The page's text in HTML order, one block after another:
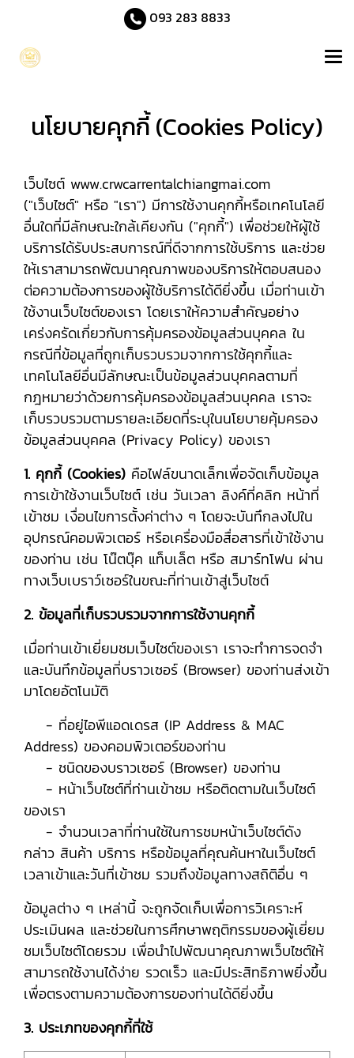
093 283 8833
นโยบายคุกกี้ (Cookies Policy)
เว็บไซต์ www.crwcarrentalchiangmai.com
("เว็บไซต์" หรือ "เรา") มีการใช้งานคุกกี้หรือเทคโนโลยี
อื่นใดที่มีลักษณะใกล้เคียงกัน ("คุกกี้") เพื่อช่วยให้ผู้ใช้
บริการได้รับประสบการณ์ที่ดีจากการใช้บริการ และช่วย
ให้เราสามารถพัฒนาคุณภาพของบริการให้ตอบสนอง
ต่อความต้องการของผู้ใช้บริการได้ดียิ่งขึ้น เมื่อท่านเข้า
ใช้งานเว็บไซต์ของเรา โดยเราให้ความสำคัญอย่าง
เคร่งครัดเกี่ยวกับการคุ้มครองข้อมูลส่วนบุคคล ใน
กรณีที่ข้อมูลที่ถูกเก็บรวบรวมจากการใช้คุกกี้และ
เทคโนโลยีอื่นมีลักษณะเป็นข้อมูลส่วนบุคคลตามที่
กฎหมายว่าด้วยการคุ้มครองข้อมูลส่วนบุคคล เราจะ
เก็บรวบรวมตามรายละเอียดที่ระบุในนโยบายคุ้มครอง
ข้อมูลส่วนบุคคล (Privacy Policy) ของเรา
1. คุกกี้ (Cookies) คือไฟล์ขนาดเล็กเพื่อจัดเก็บข้อมูล
การเข้าใช้งานเว็บไซต์ เช่น วันเวลา ลิงค์ที่คลิก หน้าที่
เข้าชม เงื่อนไขการตั้งค่าต่าง ๆ โดยจะบันทึกลงไปใน
อุปกรณ์คอมพิวเตอร์ หรือเครื่องมือสื่อสารที่เข้าใช้งาน
ของท่าน เช่น โน๊ตบุ๊ค แท็บเล็ต หรือ สมาร์ทโฟน ผ่าน
ทางเว็บเบราว์เซอร์ในขณะที่ท่านเข้าสู่เว็บไซต์
2. ข้อมูลที่เก็บรวบรวมจากการใช้งานคุกกี้
เมื่อท่านเข้าเยี่ยมชมเว็บไซต์ของเรา เราจะทำการจดจำ
และบันทึกข้อมูลที่บราวเซอร์ (Browser) ของท่านส่งเข้า
มาโดยอัตโนมัติ
- ที่อยู่ไอพีแอดเดรส (IP Address & MAC
Address) ของคอมพิวเตอร์ของท่าน
- ชนิดของบราวเซอร์ (Browser) ของท่าน
- หน้าเว็บไซต์ที่ท่านเข้าชม หรือติดตามในเว็บไซต์
ของเรา
- จำนวนเวลาที่ท่านใช้ในการชมหน้าเว็บไซต์ดัง
กล่าว สินค้า บริการ หรือข้อมูลที่คุณค้นหาในเว็บไซต์
เวลาเข้าและวันที่เข้าชม รวมถึงข้อมูลทางสถิติอื่น ๆ
ข้อมูลต่าง ๆ เหล่านี้ จะถูกจัดเก็บเพื่อการวิเคราะห์
ประเมินผล และช่วยในการศึกษาพฤติกรรมของผู้เยี่ยม
ชมเว็บไซต์โดยรวม เพื่อนำไปพัฒนาคุณภาพเว็บไซต์ให้
สามารถใช้งานได้ง่าย รวดเร็ว และมีประสิทธิภาพยิ่งขึ้น
เพื่อตรงตามความต้องการของท่านได้ดียิ่งขึ้น
3. ประเภทของคุกกี้ที่ใช้